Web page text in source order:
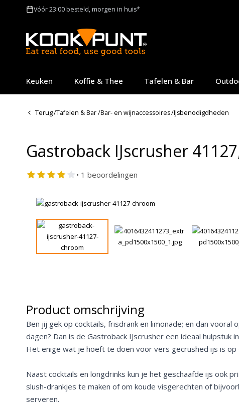
Vóór 23:00 besteld, morgen in huis*
Keuken Koffie & Thee Tafelen & Bar
Terug/Tafelen & Bar/Bar- en wijnaccessoires/IJsbenodigdheden
Gastroback IJscrusher
• 1 beoordelingen
Product omschrijving
Ben jij gek op cocktails, frisdrank en limonade; en dan vooral
dagen? Dan is de Gastroback IJscrusher een ideaal hulpstuk
Het enige wat je hoeft te doen voor vers gecrushed ijs is op
Naast cocktails en longdrinks kun je het geschaafde ijs ook
slush-drankjes te maken of om koude visgerechten of
serveren.